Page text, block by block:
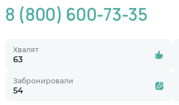
8 (800) 600-73-35
Хвалят
63
Забронировали
54